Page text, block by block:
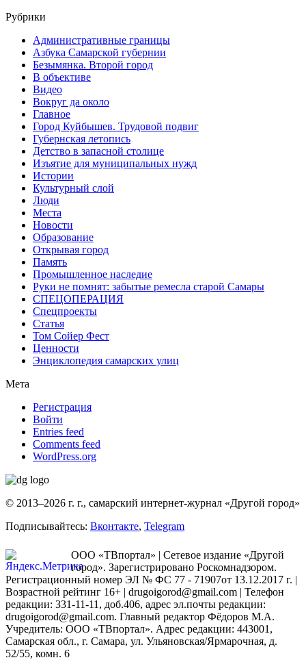
Рубрики
Административные границы
Азбука Самарской губернии
Безымянка. Второй город
В объективе
Видео
Вокруг да около
Главное
Город Куйбышев. Трудовой подвиг
Губернская летопись
Детство в запасной столице
Изъятие для муниципальных нужд
Истории
Культурный слой
Люди
Места
Новости
Образование
Открывая город
Память
Промышленное наследие
Руки не помнят: забытые ремесла старой Самары
СПЕЦОПЕРАЦИЯ
Спецпроекты
Статья
Том Сойер Фест
Ценности
Энциклопедия самарских улиц
Мета
Регистрация
Войти
Entries feed
Comments feed
WordPress.org
© 2013–2026 г. г., самарский интернет-журнал «Другой город»
Подписывайтесь: Вконтакте, Telegram
ООО «ТВпортал» | Сетевое издание «Другой
город». Зарегистрировано Роскомнадзором.
Регистрационный номер ЭЛ № ФС 77 - 71907от 13.12.2017 г. |
Возрастной рейтинг 16+ | drugoigorod@gmail.com | Телефон
редакции: 331-11-11, доб.406, адрес эл.почты редакции:
drugoigorod@gmail.com. Главный редактор Фёдоров М.А.
Учредитель: ООО «ТВпортал». Адрес редакции: 443001,
Самарская обл., г. Самара, ул. Ульяновская/Ярмарочная, д.
52/55, комн. 6